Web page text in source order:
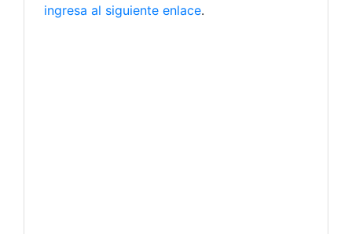
ingresa al siguiente enlace.